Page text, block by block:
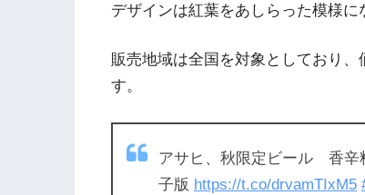
デザインは紅葉をあしらった模様に
販売地域は全国を対象としており
す。
アサヒ、秋限定ビール 香辛
子版 https://t.co/drvamTIxM5